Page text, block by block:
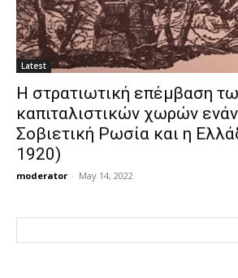
Latest
Η στρατιωτική επέμβαση
καπιταλιστικών χωρών
Σοβιετική Ρωσία και η
1920)
moderator - May 14, 2022